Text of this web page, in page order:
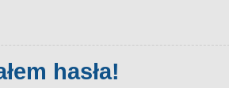
hasła!